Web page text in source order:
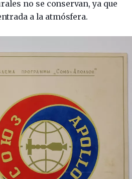
no se conservan, ya que
a la atmósfera.